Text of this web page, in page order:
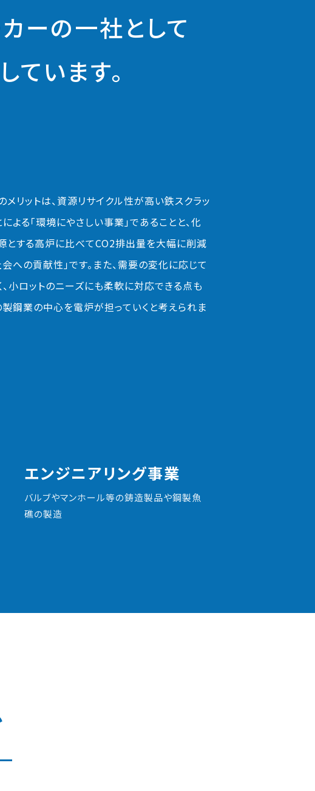
ーの一社として
ています。
リットは、資源リサイクル性が高い鉄スクラッ
よる「環境にやさしい事業」であることと、化
とする高炉に比べてCO2排出量を大幅に削減
への貢献性」です。また、需要の変化に応じて
小ロットのニーズにも柔軟に対応できる点も
鋼業の中心を電炉が担っていくと考えられま
エンジニアリング事業
バルブやマンホール等の鋳造製品や鋼製魚
礁の製造